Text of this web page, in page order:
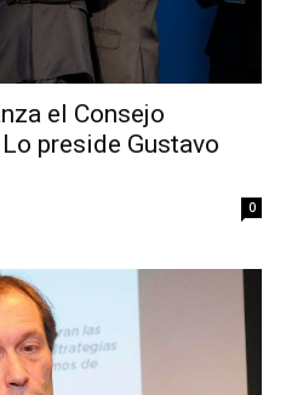
el Consejo
preside Gustavo
0